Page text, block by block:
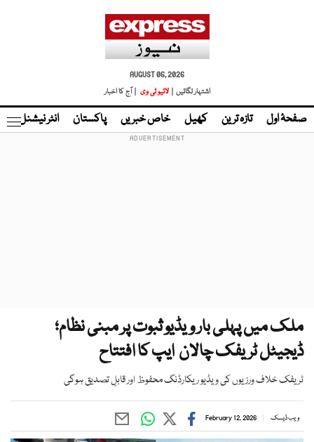
AUGUST 06, 2026
اشتہار لگائیں |
لائیو ٹی وی | آج کا اخبار
صفحۂ اول تازہ ترین کھیل خاص خبریں پاکستان انٹر نیشنل
ملک میں پہلی بار ویڈیو ثبوت پر مبنی نظام؛
ڈیجیٹل ٹریفک چالان ایپ کا افتتاح
ٹریفک خلاف ورزیوں کی ویڈیو ریکارڈنگ محفوظ اور قابلِ تصدیق ہوگی
ویب ڈیسک February 12, 2026